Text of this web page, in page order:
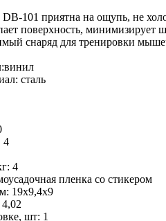
101 приятна на ощупь, не
поверхность, минимизирует
снаряд для тренировки
сталь
4
4
пленка со стикером
19х9,4х9
шт: 1